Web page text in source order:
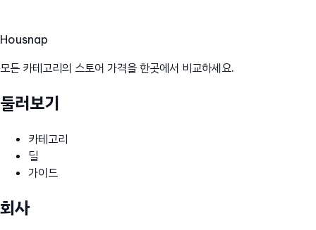
Housnap
모든 카테고리의 스토어 가격을 한곳에서 비교하세요.
둘러보기
카테고리
딜
가이드
회사